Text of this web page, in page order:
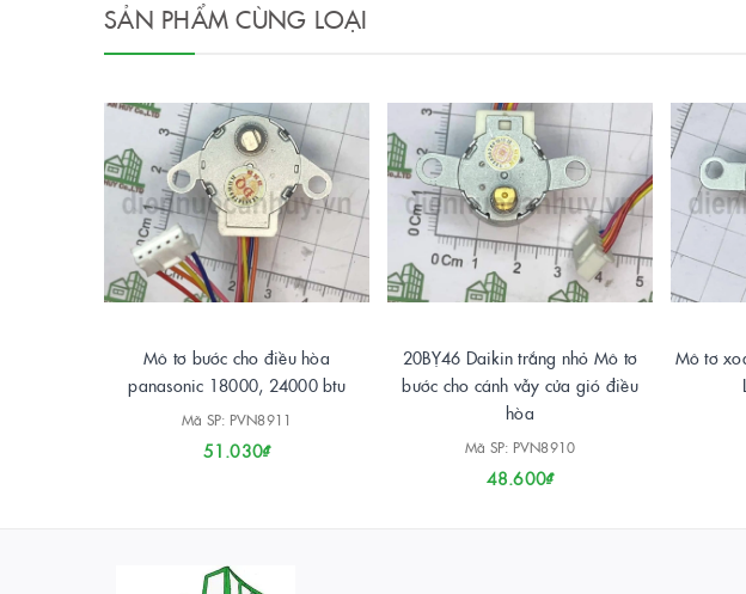
SẢN PHẨM CÙNG LOẠI
Mô tơ bước cho điều hòa
panasonic 18000, 24000 btu
Mã SP: PVN8911
51.030₫
20BỴ46 Daikin trắng nhỏ Mô tơ
bước cho cánh vẫy cửa gió điều
hòa
Mã SP: PVN8910
48.600₫
Mô tơ